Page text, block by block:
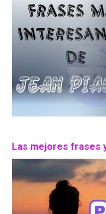
Las mejores frases